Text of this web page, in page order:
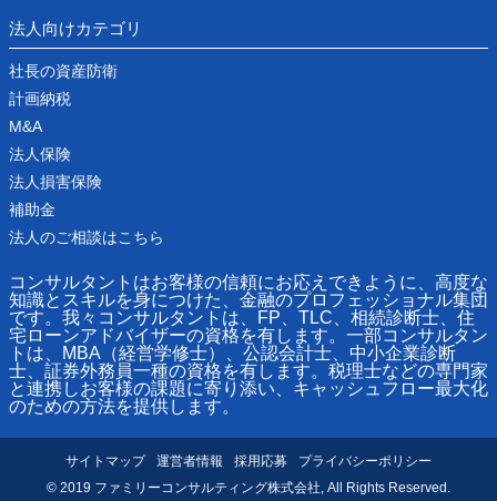
法人向けカテゴリ
社長の資産防衛
計画納税
M&A
法人保険
法人損害保険
補助金
法人のご相談はこちら
コンサルタントはお客様の信頼にお応えできように、高度な
知識とスキルを身につけた、金融のプロフェッショナル集団
です。我々コンサルタントは、FP、TLC、相続診断士、住
宅ローンアドバイザーの資格を有します。一部コンサルタン
トは、MBA（経営学修士）、公認会計士、中小企業診断
士、証券外務員一種の資格を有します。税理士などの専門家
と連携しお客様の課題に寄り添い、キャッシュフロー最大化
のための方法を提供します。
サイトマップ 運営者情報 採用応募
プライバシーポリシー
© 2019 ファミリーコンサルティング株式会社, All Rights Reserved.